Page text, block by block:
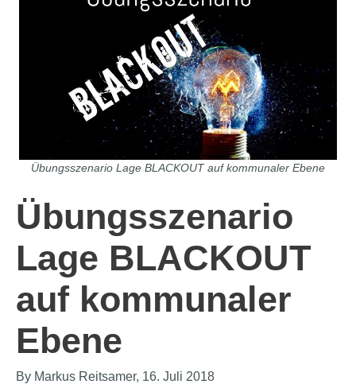
Übungsszenario Lage BLACKOUT auf kommunaler Ebene
Übungsszenario
Lage BLACKOUT
auf kommunaler
Ebene
By Markus Reitsamer, 16. Juli 2018